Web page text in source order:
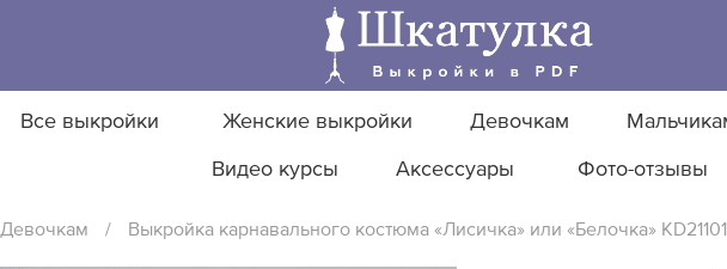
Все выкройки Женские выкройки Девочкам
Видео курсы Аксессуары Фото-отзывы
Девочкам / Выкройка карнавального костюма «Лисичка» или «Белочка»